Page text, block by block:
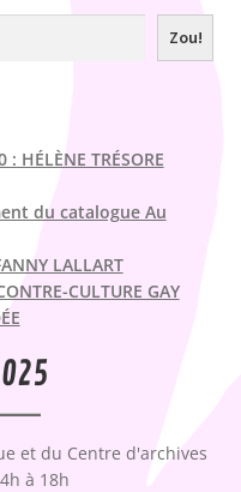
Zou!
HÉLÈNE TRÉSORE
du catalogue Au
LALLART
CULTURE GAY
et du Centre d'archives
à 18h